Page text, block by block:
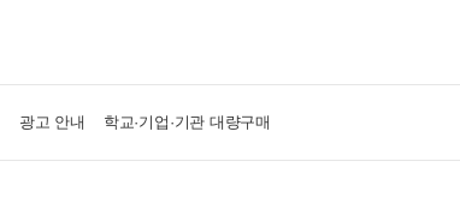
광고 안내 학교·기업·기관 대량구매